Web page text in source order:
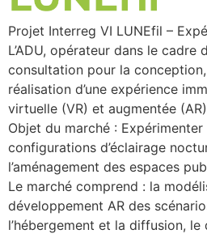
Projet Interreg VI LUNEfil –
L’ADU, opérateur dans le cadre
consultation pour la
réalisation d’une expérience
virtuelle (VR) et augmentée
Objet du marché :
configurations d’éclairage
l’aménagement des espaces
Le marché comprend : la
développement AR des
l’hébergement et la diffusion,